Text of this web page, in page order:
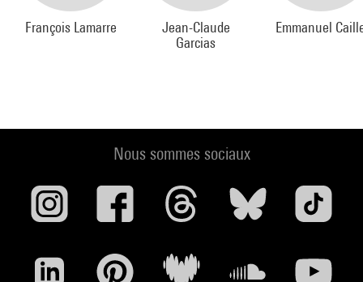
François Lamarre
Jean-Claude
Garcias
Emmanuel
Nous sommes sociaux